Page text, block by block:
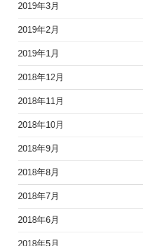
2019年3月
2019年2月
2019年1月
2018年12月
2018年11月
2018年10月
2018年9月
2018年8月
2018年7月
2018年6月
2018年5月